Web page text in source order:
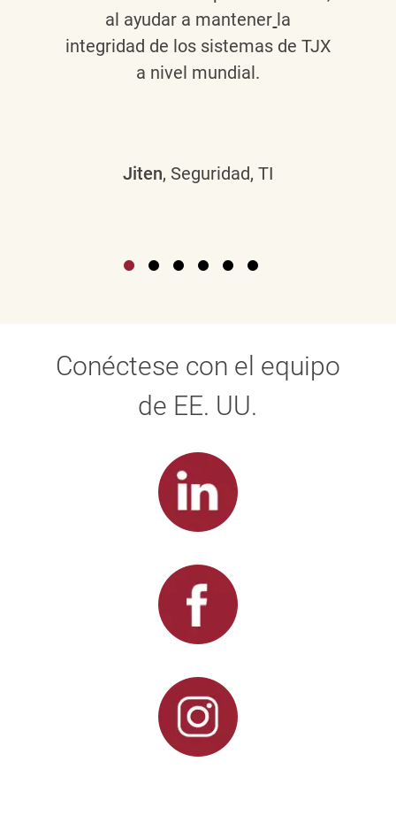
al ayudar a mantener la
integridad de los sistemas de TJX
a nivel mundial.
Jiten, Seguridad, TI
Conéctese con el equipo
de EE. UU.